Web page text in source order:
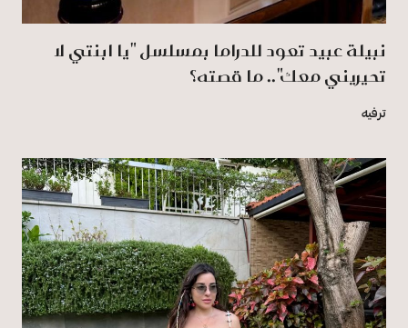
نبيلة عبيد تعود للدراما بمسلسل "يا ابنتي لا
تحيريني معك".. ما قصته؟
ترفيه